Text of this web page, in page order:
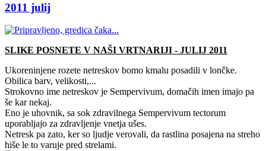
2011 julij
SLIKE POSNETE V NAŠI VRTNARIJI - JULIJ 2011
Ukoreninjene rozete netreskov bomo kmalu posadili v lončke.
Obilica barv, velikosti,...
Strokovno ime netreskov je Sempervivum, domačih imen imajo pa
še kar nekaj.
Eno je uhovnik, sa sok zdravilnega Sempervivum tectorum
uporabljajo za zdravljenje vnetja ušes.
Netresk pa zato, ker so ljudje verovali, da rastlina posajena na streho
hiše le to varuje pred strelami.